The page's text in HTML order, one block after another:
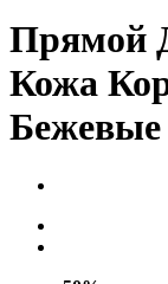
Прямой
Кожа
Бежевые